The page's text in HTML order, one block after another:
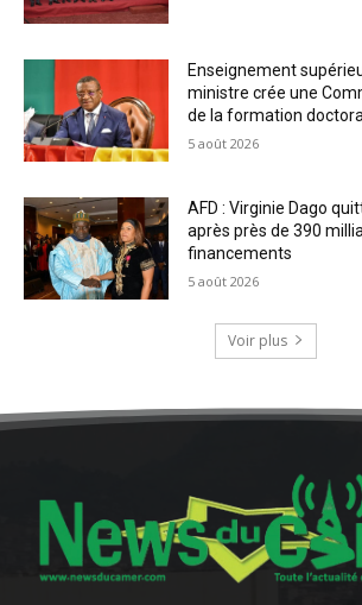
Enseignement
ministre crée une
de la formation
5 août 2026
AFD : Virginie Dago
après près de 390
financements
5 août 2026
Voir plus